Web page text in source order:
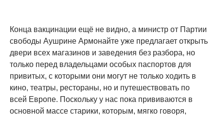
Конца вакцинации ещё не видно, а министр от Партии
свободы Аушрине Армонайте уже предлагает открыть
двери всех магазинов и заведения без разбора, но
только перед владельцами особых паспортов для
привитых, с которыми они могут не только ходить в
кино, театры, рестораны, но и путешествовать по
всей Европе. Поскольку у нас пока прививаются в
основной массе старики, которым, мягко говоря,